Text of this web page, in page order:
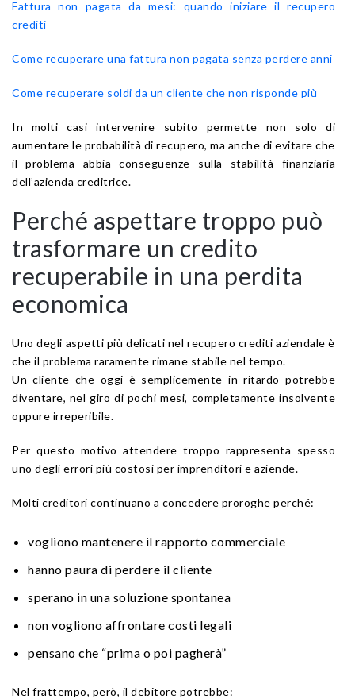
Fattura non pagata da mesi: quando iniziare il recupero
crediti
Come recuperare una fattura non pagata senza perdere anni
Come recuperare soldi da un cliente che non risponde più
In molti casi intervenire subito permette non solo di
aumentare le probabilità di recupero, ma anche di evitare che
il problema abbia conseguenze sulla stabilità finanziaria
dell’azienda creditrice.
Perché aspettare troppo può
trasformare un credito
recuperabile in una perdita
economica
Uno degli aspetti più delicati nel recupero crediti aziendale è
che il problema raramente rimane stabile nel tempo.
Un cliente che oggi è semplicemente in ritardo potrebbe
diventare, nel giro di pochi mesi, completamente insolvente
oppure irreperibile.
Per questo motivo attendere troppo rappresenta spesso
uno degli errori più costosi per imprenditori e aziende.
Molti creditori continuano a concedere proroghe perché:
vogliono mantenere il rapporto commerciale
hanno paura di perdere il cliente
sperano in una soluzione spontanea
non vogliono affrontare costi legali
pensano che “prima o poi pagherà”
Nel frattempo, però, il debitore potrebbe: